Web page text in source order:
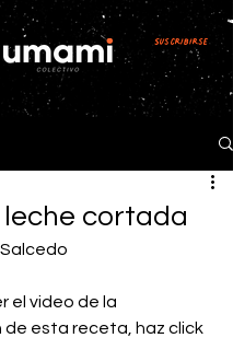
Suscribirse
leche cortada
el video de la
de esta receta, haz click